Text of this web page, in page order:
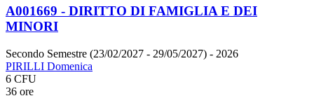
A001669 - DIRITTO DI FAMIGLIA E DEI
MINORI
Secondo Semestre (23/02/2027 - 29/05/2027) - 2026
PIRILLI Domenica
6 CFU
36 ore